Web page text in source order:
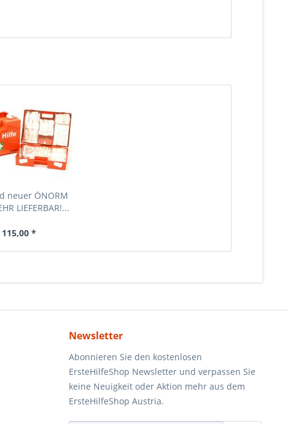
neuer ÖNORM
LIEFERBAR!...
115,00 *
Newsletter
Abonnieren Sie den kostenlosen
ErsteHilfeShop Newsletter und verpassen Sie
keine Neuigkeit oder Aktion mehr aus dem
ErsteHilfeShop Austria.